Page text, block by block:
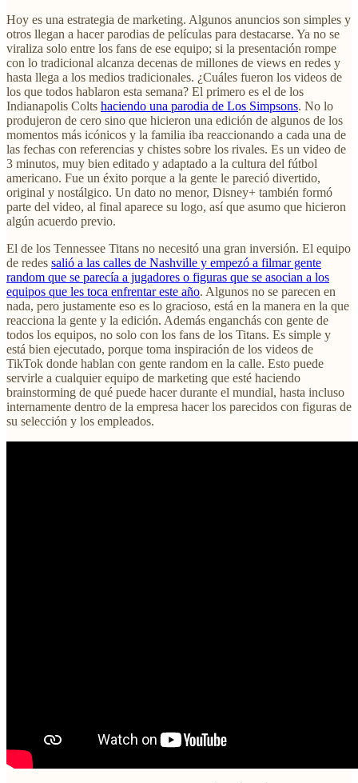
Hoy es una estrategia de marketing. Algunos anuncios son simples y
otros llegan a hacer parodias de películas para destacarse. Ya no se
viraliza solo entre los fans de ese equipo; si la presentación rompe
con lo tradicional alcanza decenas de millones de views en redes y
hasta llega a los medios tradicionales. ¿Cuáles fueron los videos de
los que todos hablaron esta semana? El primero es el de los
Indianapolis Colts haciendo una parodia de Los Simpsons. No lo
produjeron de cero sino que hicieron una edición de algunos de los
momentos más icónicos y la familia iba reaccionando a cada una de
las fechas con referencias y chistes sobre los rivales. Es un video de
3 minutos, muy bien editado y adaptado a la cultura del fútbol
americano. Fue un éxito porque a la gente le pareció divertido,
original y nostálgico. Un dato no menor, Disney+ también formó
parte del video, al final aparece su logo, así que asumo que hicieron
algún acuerdo previo.
El de los Tennessee Titans no necesitó una gran inversión. El equipo
de redes salió a las calles de Nashville y empezó a filmar gente
random que se parecía a jugadores o figuras que se asocian a los
equipos que les toca enfrentar este año. Algunos no se parecen en
nada, pero justamente eso es lo gracioso, está en la manera en la que
reacciona la gente y la edición. Además enganchás con gente de
todos los equipos, no solo con los fans de los Titans. Es simple y
está bien ejecutado, porque toma inspiración de los videos de
TikTok donde hablan con gente random en la calle. Esto puede
servirle a cualquier equipo de marketing que esté haciendo
brainstorming de qué puede hacer durante el mundial, hasta incluso
internamente dentro de la empresa hacer los parecidos con figuras de
su selección y los empleados.